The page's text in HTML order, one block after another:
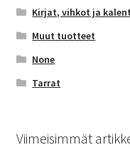
Kirjat, vihkot ja
Muut tuotteet
None
Tarrat
Viimeisimmät